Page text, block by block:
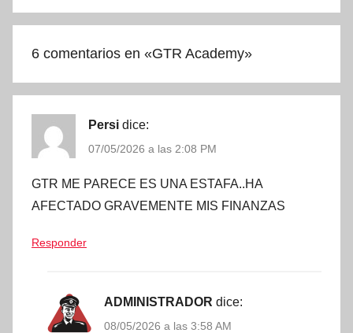
6 comentarios en «GTR Academy»
Persi dice:
07/05/2026 a las 2:08 PM
GTR ME PARECE ES UNA ESTAFA..HA
AFECTADO GRAVEMENTE MIS FINANZAS
Responder
ADMINISTRADOR dice:
08/05/2026 a las 3:58 AM